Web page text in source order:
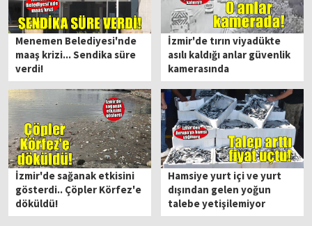
Menemen Belediyesi'nde
maaş krizi... Sendika süre
verdi!
İzmir'de tırın viyadükte
asılı kaldığı anlar güvenlik
kamerasında
İzmir'de sağanak etkisini
gösterdi.. Çöpler Körfez'e
döküldü!
Hamsiye yurt içi ve yurt
dışından gelen yoğun
talebe yetişilemiyor